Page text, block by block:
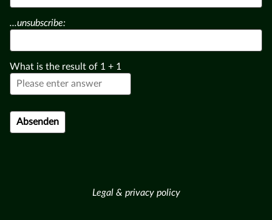
...unsubscribe:
What is the result of 1 + 1
Legal & privacy policy